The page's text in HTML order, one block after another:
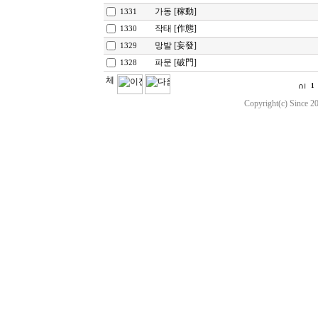
1331 가동 [稼動]
1330 작태 [作態]
1329 망발 [妄發]
1328 파문 [破門]
1
Copyright(c) Since